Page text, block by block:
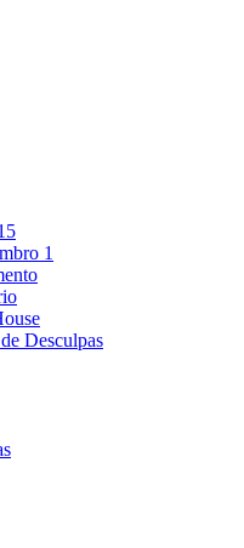
1
Desculpas